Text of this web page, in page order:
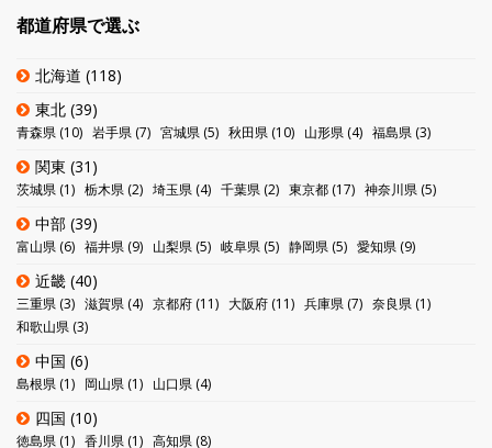
都道府県で選ぶ
北海道 (118)
東北 (39)
青森県 (10) 岩手県 (7) 宮城県 (5) 秋田県 (10) 山形県 (4) 福島県 (3)
関東 (31)
茨城県 (1) 栃木県 (2) 埼玉県 (4) 千葉県 (2) 東京都 (17) 神奈川県 (5)
中部 (39)
富山県 (6) 福井県 (9) 山梨県 (5) 岐阜県 (5) 静岡県 (5) 愛知県 (9)
近畿 (40)
三重県 (3) 滋賀県 (4) 京都府 (11) 大阪府 (11) 兵庫県 (7) 奈良県 (1)
和歌山県 (3)
中国 (6)
島根県 (1) 岡山県 (1) 山口県 (4)
四国 (10)
徳島県 (1) 香川県 (1) 高知県 (8)